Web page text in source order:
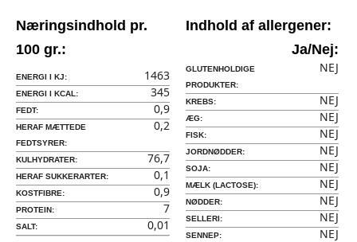
Næringsindhold pr.
100 gr.:
ENERGI I KJ: 1463
ENERGI I KCAL: 345
FEDT: 0,9
HERAF MÆTTEDE
FEDTSYRER:
0,2
KULHYDRATER: 76,7
HERAF SUKKERARTER: 0,1
KOSTFIBRE: 0,9
PROTEIN: 7
SALT: 0,01
Indhold af allergener:
Ja/Nej:
GLUTENHOLDIGE
PRODUKTER:
NEJ
KREBS: NEJ
ÆG: NEJ
FISK: NEJ
JORDNØDDER: NEJ
SOJA: NEJ
MÆLK (LACTOSE): NEJ
NØDDER: NEJ
SELLERI: NEJ
SENNEP: NEJ